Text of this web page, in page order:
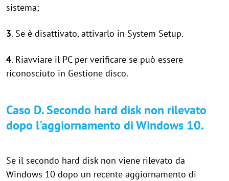
sistema;
3. Se è disattivato, attivarlo in System Setup.
4. Riavviare il PC per verificare se può essere
riconosciuto in Gestione disco.
Caso D. Secondo hard disk non rilevato
dopo l'aggiornamento di Windows 10.
Se il secondo hard disk non viene rilevato da
Windows 10 dopo un recente aggiornamento di